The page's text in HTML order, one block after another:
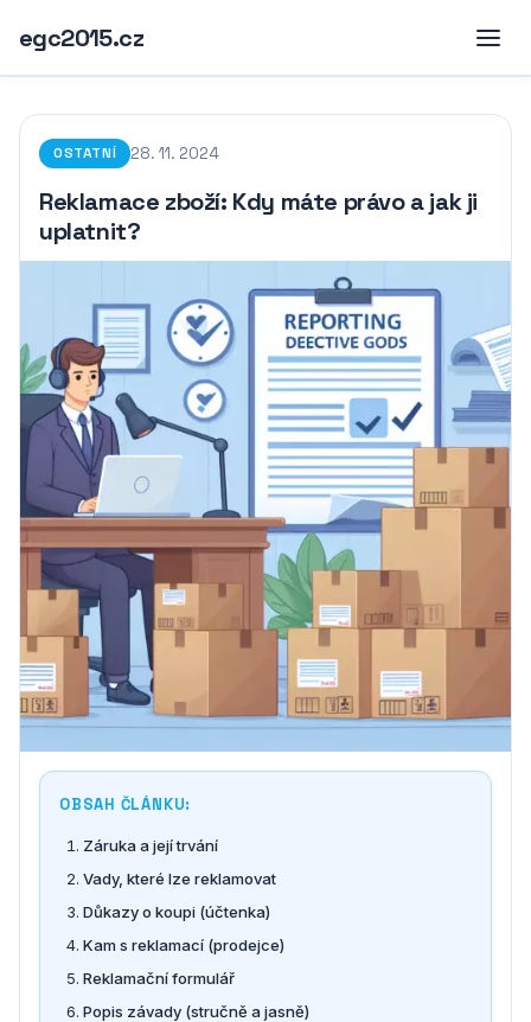
egc2015.cz
OSTATNÍ 28. 11. 2024
Reklamace zboží: Kdy máte právo a jak ji
uplatnit?
OBSAH ČLÁNKU:
Záruka a její trvání
Vady, které lze reklamovat
Důkazy o koupi (účtenka)
Kam s reklamací (prodejce)
Reklamační formulář
Popis závady (stručně a jasně)